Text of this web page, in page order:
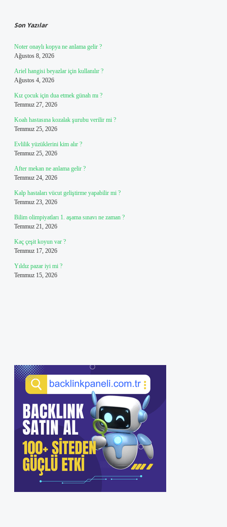
Son Yazılar
Noter onaylı kopya ne anlama gelir ?
Ağustos 8, 2026
Ariel hangisi beyazlar için kullanılır ?
Ağustos 4, 2026
Kız çocuk için dua etmek günah mı ?
Temmuz 27, 2026
Koah hastasına kozalak şurubu verilir mi ?
Temmuz 25, 2026
Evlilik yüzüklerini kim alır ?
Temmuz 25, 2026
After mekan ne anlama gelir ?
Temmuz 24, 2026
Kalp hastaları vücut geliştirme yapabilir mi ?
Temmuz 23, 2026
Bilim olimpiyatları 1. aşama sınavı ne zaman ?
Temmuz 21, 2026
Kaç çeşit koyun var ?
Temmuz 17, 2026
Yıldız pazar iyi mi ?
Temmuz 15, 2026